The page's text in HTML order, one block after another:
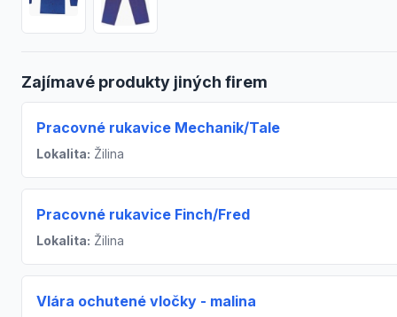
Zajímavé produkty jiných firem
Pracovné rukavice Mechanik/Tale
Lokalita: Žilina
Pracovné rukavice Finch/Fred
Lokalita: Žilina
Vlára ochutené vločky - malina